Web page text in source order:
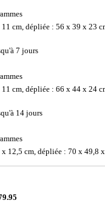
cm, dépliée : 56 x 39 x 23
7 jours
cm, dépliée : 66 x 44 x 24
14 jours
12,5 cm, dépliée : 70 x 49,8